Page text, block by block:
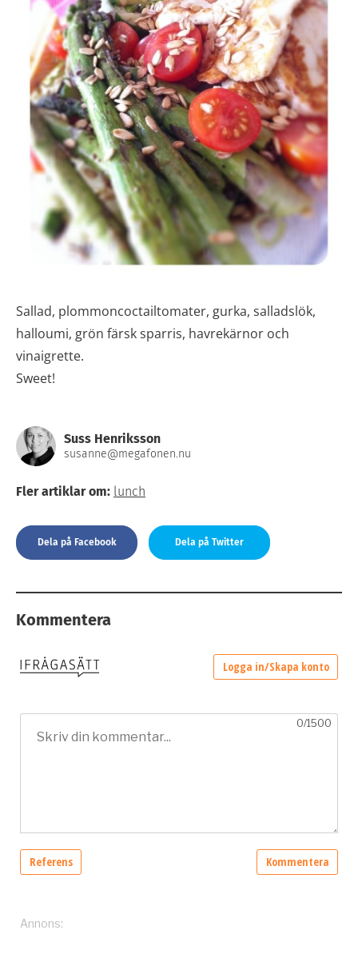
Sallad, plommoncoctailtomater, gurka, salladslök,
halloumi, grön färsk sparris, havrekärnor och
vinaigrette.
Sweet!
Suss Henriksson
susanne@megafonen.nu
Fler artiklar om: lunch
Dela på Facebook Dela på Twitter
Kommentera